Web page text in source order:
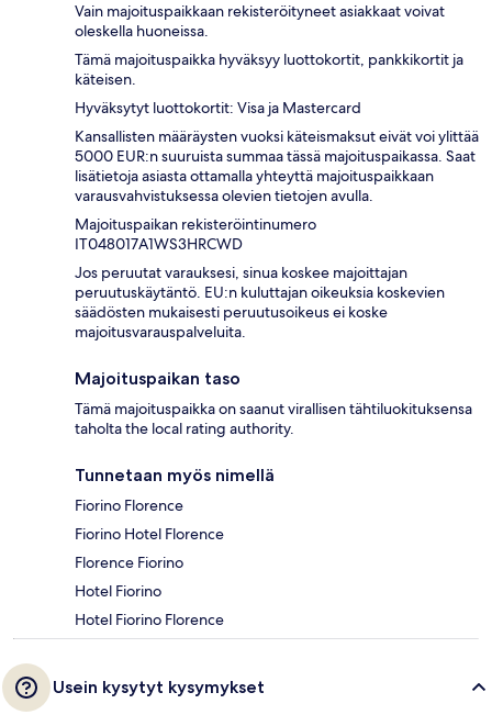
Vain majoituspaikkaan rekisteröityneet asiakkaat voivat
oleskella huoneissa.
Tämä majoituspaikka hyväksyy luottokortit, pankkikortit ja
käteisen.
Hyväksytyt luottokortit: Visa ja Mastercard
Kansallisten määräysten vuoksi käteismaksut eivät voi ylittää
5000 EUR:n suuruista summaa tässä majoituspaikassa. Saat
lisätietoja asiasta ottamalla yhteyttä majoituspaikkaan
varausvahvistuksessa olevien tietojen avulla.
Majoituspaikan rekisteröintinumero
IT048017A1WS3HRCWD
Jos peruutat varauksesi, sinua koskee majoittajan
peruutuskäytäntö. EU:n kuluttajan oikeuksia koskevien
säädösten mukaisesti peruutusoikeus ei koske
majoitusvarauspalveluita.
Majoituspaikan taso
Tämä majoituspaikka on saanut virallisen tähtiluokituksensa
taholta the local rating authority.
Tunnetaan myös nimellä
Fiorino Florence
Fiorino Hotel Florence
Florence Fiorino
Hotel Fiorino
Hotel Fiorino Florence
Usein kysytyt kysymykset